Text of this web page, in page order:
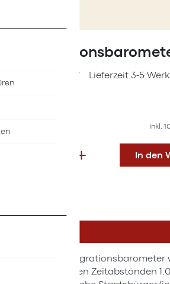
Lieferzeit 3-5
36647217
Inkl.
In den
Für das Integrationsbarometer
regelmäßigen Zeitabständen